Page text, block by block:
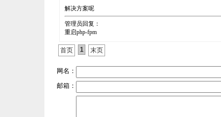
解决方案呢
管理员回复：
重启php-fpm
首页 1 末页
网名：
邮箱：